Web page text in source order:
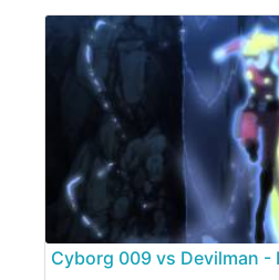
Cyborg 009 vs Devilman -